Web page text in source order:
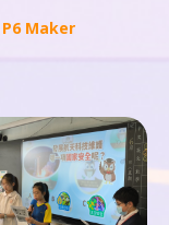
P6 Maker